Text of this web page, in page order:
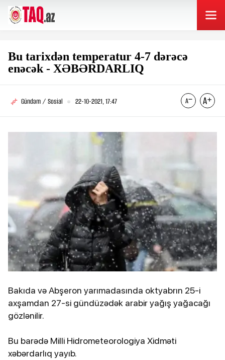
Bu tarixdən temperatur 4-7 dərəcə
enəcək - XƏBƏRDARLIQ
Gündəm / Sosial 22-10-2021, 17:47
Bakıda və Abşeron yarımadasında oktyabrın 25-i
axşamdan 27-si gündüzədək arabir yağış yağacağı
gözlənilir.
Bu barədə Milli Hidrometeorologiya Xidməti
xəbərdarlıq yayıb.